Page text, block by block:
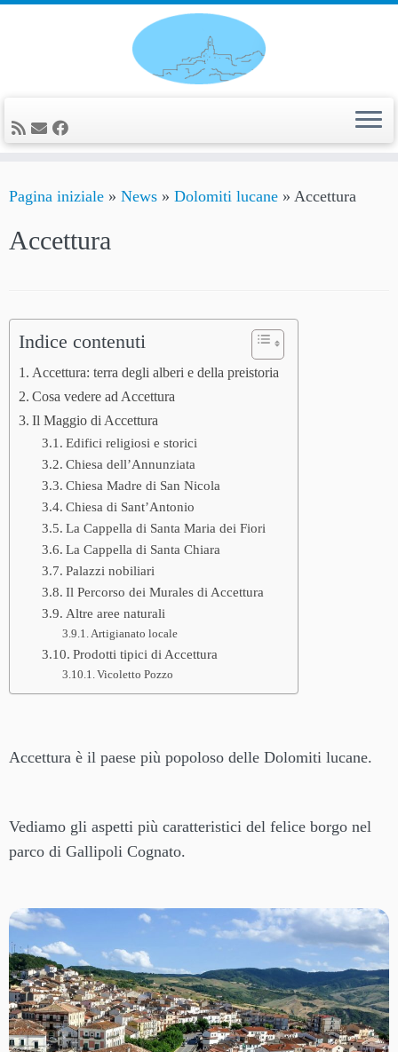
Pagina iniziale » News » Dolomiti lucane » Accettura
Accettura
Indice contenuti
Accettura: terra degli alberi e della preistoria
Cosa vedere ad Accettura
Il Maggio di Accettura
Edifici religiosi e storici
Chiesa dell’Annunziata
Chiesa Madre di San Nicola
Chiesa di Sant’Antonio
La Cappella di Santa Maria dei Fiori
La Cappella di Santa Chiara
Palazzi nobiliari
Il Percorso dei Murales di Accettura
Altre aree naturali
Artigianato locale
Prodotti tipici di Accettura
Vicoletto Pozzo
Accettura è il paese più popoloso delle Dolomiti lucane.
Vediamo gli aspetti più caratteristici del felice borgo nel
parco di Gallipoli Cognato.